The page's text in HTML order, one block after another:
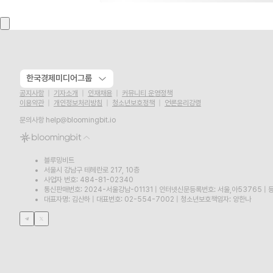
한국경제미디어그룹
공지사항 기자소개 인재채용
커뮤니티 운영정책
이용약관
개인정보처리방침 청소년보호정책
언론윤리강령
문의사항 help@bloomingbit.io
블루밍비트
서울시 강남구 테헤란로 217, 10층
사업자 번호: 484-81-02340
통신판매번호: 2024-서울강남-01131
인터넷신문등록번호: 서울,아53765
대표자명: 김산하
대표번호: 02-554-7002 청소년보호책임자: 양한나